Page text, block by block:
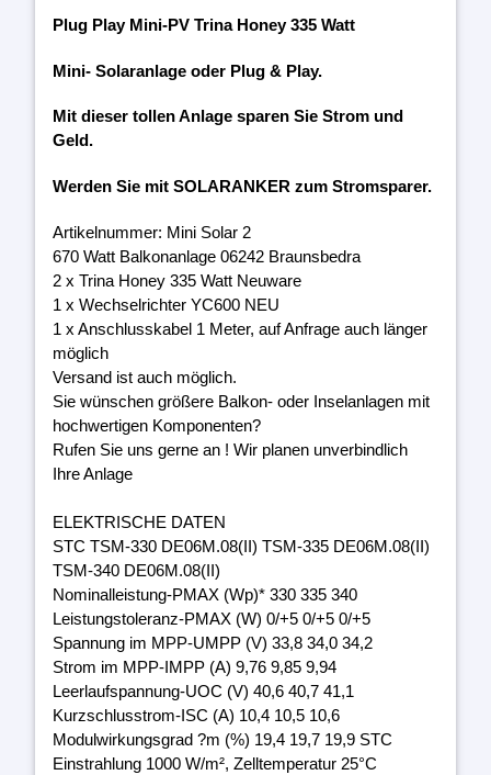
Plug Play Mini-PV Trina Honey 335 Watt
Mini- Solaranlage oder Plug & Play.
Mit dieser tollen Anlage sparen Sie Strom und
Geld.
Werden Sie mit SOLARANKER zum Stromsparer.
Artikelnummer: Mini Solar 2
670 Watt Balkonanlage 06242 Braunsbedra
2 x Trina Honey 335 Watt Neuware
1 x Wechselrichter YC600 NEU
1 x Anschlusskabel 1 Meter, auf Anfrage auch länger
möglich
Versand ist auch möglich.
Sie wünschen größere Balkon- oder Inselanlagen mit
hochwertigen Komponenten?
Rufen Sie uns gerne an ! Wir planen unverbindlich
Ihre Anlage
ELEKTRISCHE DATEN
STC TSM-330 DE06M.08(II) TSM-335 DE06M.08(II)
TSM-340 DE06M.08(II)
Nominalleistung-PMAX (Wp)* 330 335 340
Leistungstoleranz-PMAX (W) 0/+5 0/+5 0/+5
Spannung im MPP-UMPP (V) 33,8 34,0 34,2
Strom im MPP-IMPP (A) 9,76 9,85 9,94
Leerlaufspannung-UOC (V) 40,6 40,7 41,1
Kurzschlusstrom-ISC (A) 10,4 10,5 10,6
Modulwirkungsgrad ?m (%) 19,4 19,7 19,9 STC
Einstrahlung 1000 W/m², Zelltemperatur 25°C